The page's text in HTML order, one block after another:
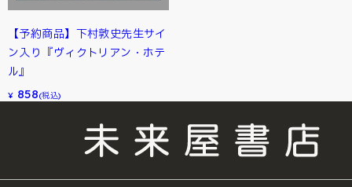
【予約商品】下村敦史先生サイ
ン入り『ヴィクトリアン・ホテ
ル』
¥ 858(税込)